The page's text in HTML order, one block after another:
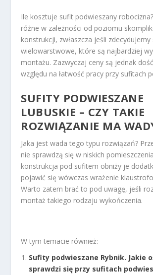
Ile kosztuje sufit podwieszany
różne w zależności od poziomu
konstrukcji, zwłaszcza jeśli
wielowarstwowe, które są najbardziej
montażu. Zazwyczaj ceny są jednak
względu na łatwość pracy przy sufitach
SUFITY PODWIESZANE
LUBUSKIE – CZY TAKIE
ROZWIĄZANIE MA
Jaka jest wada tego typu rozwiązań?
nie sprawdzą się w niskich
konstrukcja pod sufitem obniży je
pojawić się wówczas wrażenie
Warto zatem brać to pod uwagę, jeśli
montaż takiego rodzaju wykończenia.
W tym temacie również:
Sufity podwieszane Rybnik. Jakie
sprawdzi się przy sufitach